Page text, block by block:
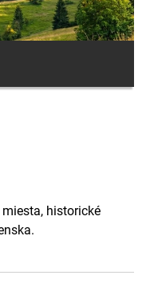
historické